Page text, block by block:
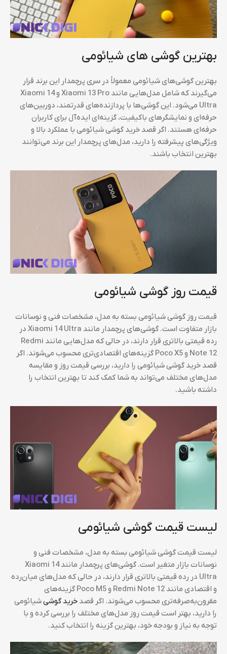
بهترین گوشی های شیائومی
بهترین گوشی‌های شیائومی معمولاً در سری پرچمدار این برند قرار
می‌گیرند که شامل مدل‌هایی مانند Xiaomi 13 Pro و Xiaomi 14
Ultra می‌شود. این گوشی‌ها با پردازنده‌های قدرتمند، دوربین‌های
حرفه‌ای و نمایشگرهای باکیفیت، گزینه‌ای ایده‌آل برای کاربران
حرفه‌ای هستند. اگر قصد خرید گوشی شیائومی با عملکرد بالا و
ویژگی‌های پیشرفته را دارید، مدل‌های پرچمدار این برند می‌توانند
بهترین انتخاب باشند.
قیمت روز گوشی شیائومی
قیمت روز گوشی شیائومی بسته به مدل، مشخصات فنی و نوسانات
بازار متفاوت است. گوشی‌های پرچمدار مانند Xiaomi 14 Ultra در
رده قیمتی بالاتری قرار دارند، در حالی که مدل‌هایی مانند Redmi
Note 12 و Poco X5 گزینه‌های اقتصادی‌تری محسوب می‌شوند. اگر
قصد خرید گوشی شیائومی را دارید، بررسی قیمت روز و مقایسه
مدل‌های مختلف می‌تواند به شما کمک کند تا بهترین انتخاب را
داشته باشید.
لیست قیمت گوشی شیائومی
لیست قیمت گوشی شیائومی بسته به مدل، مشخصات فنی و
نوسانات بازار متغیر است. گوشی‌های پرچمدار مانند Xiaomi 14
Ultra در رده قیمتی بالاتری قرار دارند، در حالی که مدل‌های میان‌رده
و اقتصادی مانند Redmi Note 12 و Poco M5 گزینه‌های
مقرون‌به‌صرفه‌تری محسوب می‌شوند. اگر قصد خرید گوشیشیائومی
را دارید، بهتر است قیمت روز مدل‌های مختلف را بررسی کرده و با
توجه به نیاز و بودجه خود، بهترین گزینه را انتخاب کنید.